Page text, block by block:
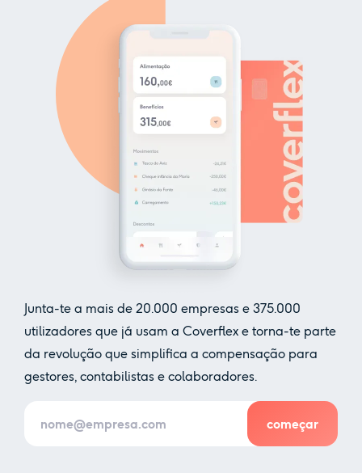
Junta-te a mais de 20.000 empresas e 375.000
utilizadores que já usam a Coverflex e torna-te parte
da revolução que simplifica a compensação para
gestores, contabilistas e colaboradores.